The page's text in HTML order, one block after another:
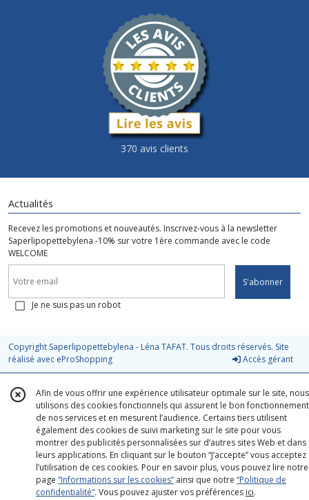
370 avis clients
Actualités
Recevez les promotions et nouveautés. Inscrivez-vous à la newsletter
Saperlipopettebylena -10% sur votre 1ère commande avec le code
WELCOME
S'abonner
Je ne suis pas un robot
Copyright Saperlipopettebylena - Léna TAFAT. Tous droits réservés. Site
réalisé avec eProShopping Accès gérant
Afin de vous offrir une expérience utilisateur optimale sur le site, nous
utilisons des cookies fonctionnels qui assurent le bon fonctionnement
de nos services et en mesurent l’audience. Certains tiers utilisent
également des cookies de suivi marketing sur le site pour vous
montrer des publicités personnalisées sur d’autres sites Web et dans
leurs applications. En cliquant sur le bouton “J’accepte” vous acceptez
l’utilisation de ces cookies. Pour en savoir plus, vous pouvez lire notre
page “Informations sur les cookies” ainsi que notre “Politique de
confidentialité“. Vous pouvez ajuster vos préférences ici.